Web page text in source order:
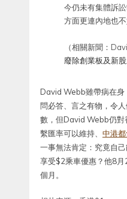
今仍未有集體訴
方面更連內地也不
（相關新聞：
廢除創業板及新
David Webb雖帶病在身
問必答、言之有物，令
數，但David Webb仍對
繫匯率可以維持、 中港
一事無法肯定：究竟自
享受$2乘車優惠？他8
個月。